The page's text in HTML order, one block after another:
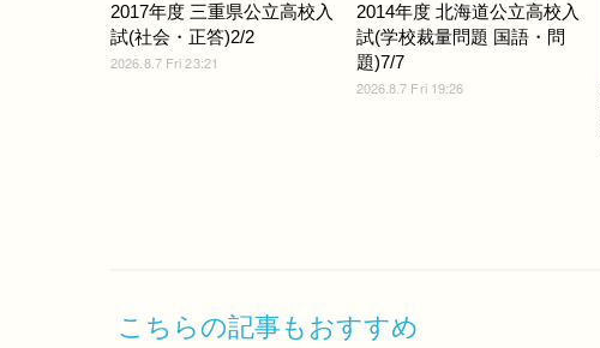
2017年度 三重県公立高校入
試(社会・正答)2/2
2026.8.7 Fri 23:21
2014年度 北海道公立高校入
試(学校裁量問題 国語・問
題)7/7
2026.8.7 Fri 19:26
こちらの記事もおすすめ